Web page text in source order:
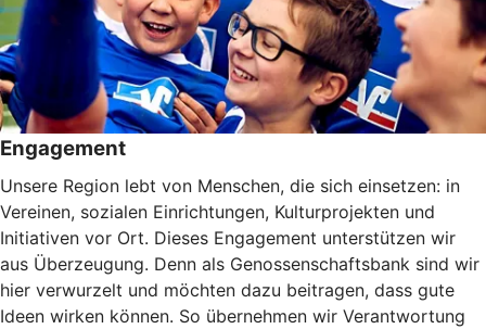
Engagement
Unsere Region lebt von Menschen, die sich einsetzen: in
Vereinen, sozialen Einrichtungen, Kulturprojekten und
Initiativen vor Ort. Dieses Engagement unterstützen wir
aus Überzeugung. Denn als Genossenschaftsbank sind wir
hier verwurzelt und möchten dazu beitragen, dass gute
Ideen wirken können. So übernehmen wir Verantwortung